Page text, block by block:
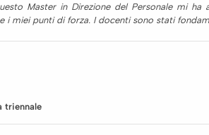
Master in Direzione del Personale mi
i miei punti di forza. I docenti sono stati
triennale